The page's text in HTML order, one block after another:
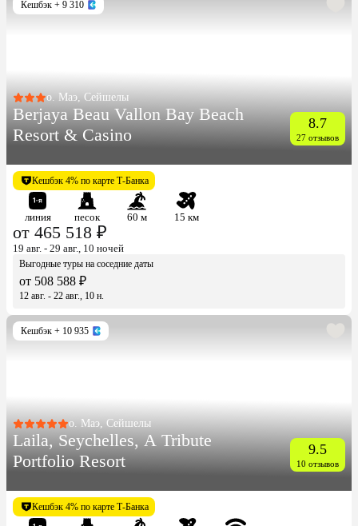
Кешбэк + 9 310
о. Маэ, Сейшелы
Berjaya Beau Vallon Bay Beach
Resort & Casino
8.7
27 отзывов
Кешбэк 4% по карте Т-Банка
линия песок 60 м 15 км
от 465 518 ₽
19 авг. - 29 авг., 10 ночей
Выгодные туры на соседние даты
от 508 588 ₽
12 авг. - 22 авг., 10 н.
Кешбэк + 10 935
о. Маэ, Сейшелы
Laila, Seychelles, A Tribute
Portfolio Resort
9.5
10 отзывов
Кешбэк 4% по карте Т-Банка